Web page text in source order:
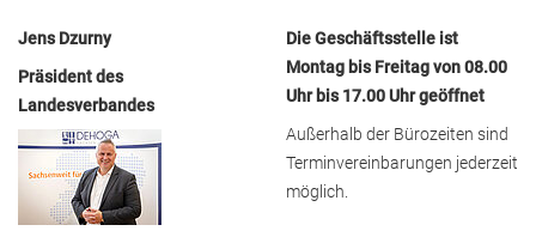
Jens Dzurny
Präsident des
Landesverbandes
Die Geschäftsstelle ist
Montag bis Freitag von 08.00
Uhr bis 17.00 Uhr geöffnet
Außerhalb der Bürozeiten sind
Terminvereinbarungen jederzeit
möglich.